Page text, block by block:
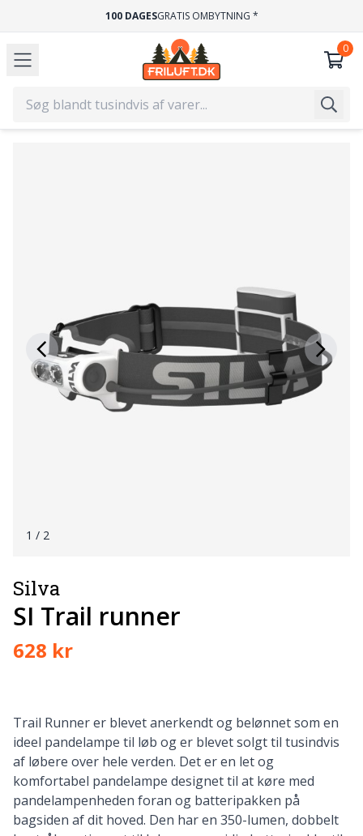
100 DAGESGRATIS OMBYTNING *
1 / 2
Silva
SI Trail runner
628 kr
Trail Runner er blevet anerkendt og belønnet som en
ideel pandelampe til løb og er blevet solgt til tusindvis
af løbere over hele verden. Det er en let og
komfortabel pandelampe designet til at køre med
pandelampenheden foran og batteripakken på
bagsiden af ​​dit hoved. Den har en 350-lumen, dobbelt